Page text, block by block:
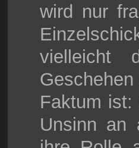
wird nur
vielleicht
Faktum
Unsinn an